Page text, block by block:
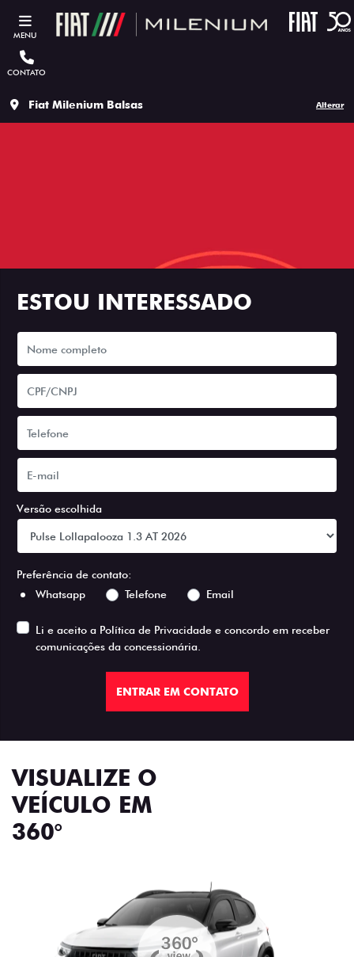
MENU
CONTATO
Fiat Milenium Balsas Alterar
ESTOU INTERESSADO
Versão escolhida
Preferência de contato:
Whatsapp
Telefone Email
Li e aceito a Política de Privacidade e concordo em receber
comunicações da concessionária.
ENTRAR EM CONTATO
VISUALIZE O
VEÍCULO EM
360°